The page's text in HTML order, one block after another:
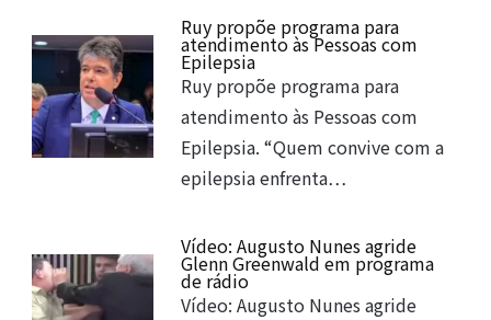
Ruy propõe programa para
atendimento às Pessoas com
Epilepsia
Ruy propõe programa para
atendimento às Pessoas com
Epilepsia. “Quem convive com a
epilepsia enfrenta…
Vídeo: Augusto Nunes agride
Glenn Greenwald em programa
de rádio
Vídeo: Augusto Nunes agride